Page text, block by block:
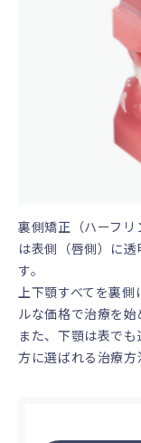
裏側矯正（ハーフ
は表側（唇側）に
す。
上下顎すべてを裏
ルな価格で治療を始
また、下顎は表で
方に選ばれる治療方